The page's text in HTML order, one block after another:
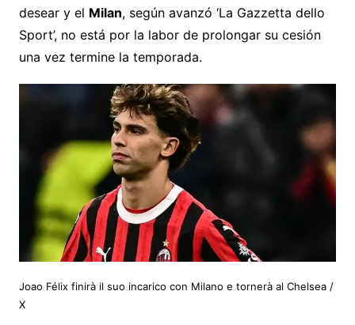
desear y el Milan, según avanzó ‘La Gazzetta dello
Sport’, no está por la labor de prolongar su cesión
una vez termine la temporada.
Joao Félix finirà il suo incarico con Milano e tornerà al Chelsea /
X